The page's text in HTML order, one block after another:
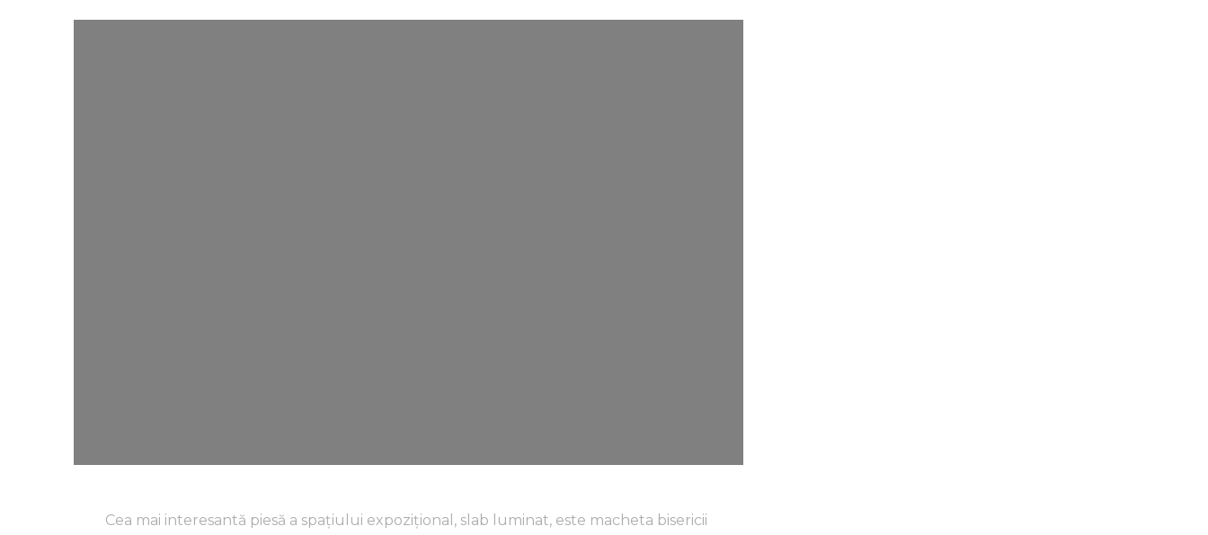
Cea mai interesantă piesă a spațiului expozițional, slab luminat, este macheta bisericii